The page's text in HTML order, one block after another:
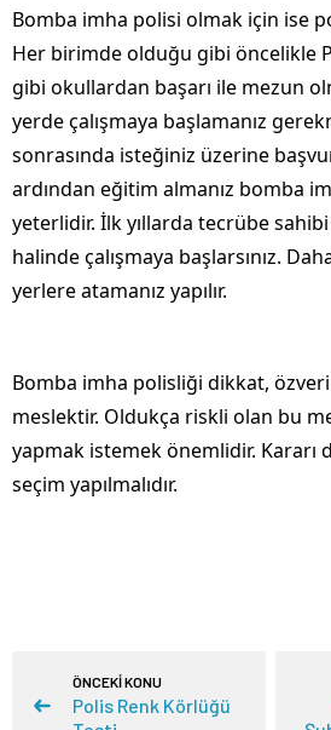
Bomba imha polisi olmak için ise
Her birimde olduğu gibi öncelikle
gibi okullardan başarı ile mezun
yerde çalışmaya başlamanız
sonrasında isteğiniz üzerine
ardından eğitim almanız bomba
yeterlidir. İlk yıllarda tecrübe
halinde çalışmaya başlarsınız.
yerlere atamanız yapılır.
Bomba imha polisliği dikkat,
meslektir. Oldukça riskli olan bu
yapmak istemek önemlidir. Kararı
seçim yapılmalıdır.
ÖNCEKİ KONU
Polis Renk Körlüğü